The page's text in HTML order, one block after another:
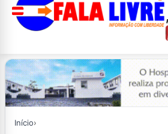
Início›